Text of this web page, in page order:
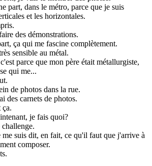
part, dans le métro, parce que je suis
et les horizontales.
des démonstrations.
ça qui me fascine complètement.
sensible au métal.
parce que mon père était métallurgiste,
qui me...
de photos dans la rue.
des carnets de photos.
ça.
je fais quoi?
me suis dit, en fait, ce qu'il faut que j'arrive à
composer.